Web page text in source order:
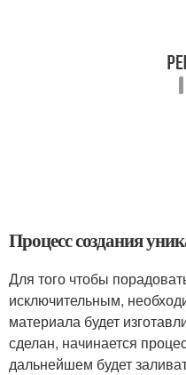
Процесс создания
Для того чтобы
исключительным,
материала будет
сделан, начинается
дальнейшем будет